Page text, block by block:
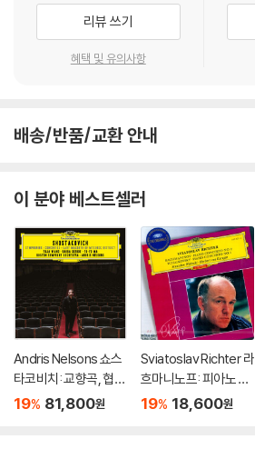
리뷰 쓰기
혜택 및 유의사항
배송/반품/교환 안내
이 분야 베스트셀러
Andris Nelsons 쇼스
타코비치: 교향곡, 협주
곡 (Shostakovich: S
19% 81,800원
Sviatoslav Richter 라
흐마니노프: 피아노 협
주곡 2번 / 차이코프스
19% 18,600원